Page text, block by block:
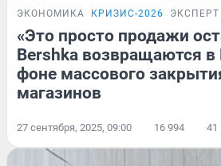
ЭКОНОМИКА КРИЗИС-2026 ЭКСПЕРТ
«Это просто продажи
Bershka возвращаются
фоне массового
магазинов
27 сентября, 2025, 09:00 16 994 41